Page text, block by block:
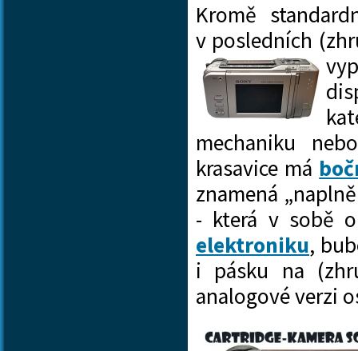
Kromě
v posledních
mechaniku
krasavice má
znamená
- která v sobě
elektroniku,
i pásku na
analogové verzi